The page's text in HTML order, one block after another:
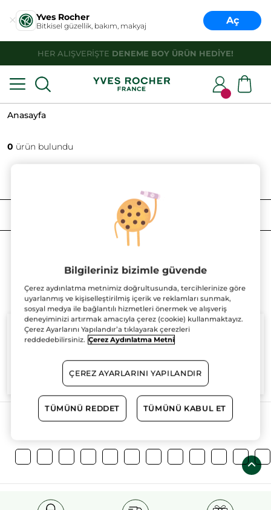
Yves Rocher
Bitkisel güzellik, bakım, makyaj Aç
HER ALIŞVERİŞTE DENEME BOY ÜRÜN HEDİYE!
Anasayfa
0 ürün bulundu
SIRALAMA
%100
aktifler
bitkisel
tarım sahası
Daha Fazlasını Keşfedin!
Bilgileriniz bizimle güvende
Çerez aydınlatma metnimiz doğrultusunda, tercihlerinize göre
uyarlanmış ve kişiselleştirilmiş içerik ve reklamları sunmak,
sosyal medya ile bağlantılı hizmetleri önermek ve alışveriş
deneyiminizi artırmak amacıyla çerez (cookie) kullanmaktayız.
Çerez Ayarlarını Yapılandır’a tıklayarak çerezleri
reddedebilirsiniz. Çerez Aydınlatma Metni
ÇEREZ AYARLARINI YAPILANDIR
TÜMÜNÜ REDDET TÜMÜNÜ KABUL ET